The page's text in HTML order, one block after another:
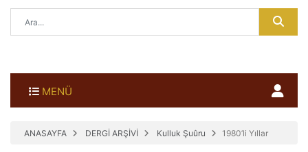
MENÜ
ANASAYFA DERGİ ARŞİVİ Kulluk Şuûru 1980’li Yıllar